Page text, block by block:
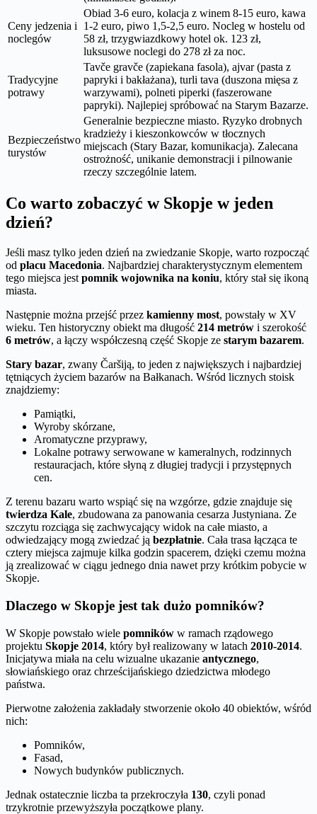
Ceny jedzenia i
noclegów
Obiad 3-6 euro, kolacja z winem 8-15 euro, kawa
1-2 euro, piwo 1,5-2,5 euro. Nocleg w hostelu od
58 zł, trzygwiazdkowy hotel ok. 123 zł,
luksusowe noclegi do 278 zł za noc.
Tradycyjne
potrawy
Tavče gravče (zapiekana fasola), ajvar (pasta z
papryki i bakłażana), turli tava (duszona mięsa z
warzywami), polneti piperki (faszerowane
papryki). Najlepiej spróbować na Starym Bazarze.
Bezpieczeństwo
turystów
Generalnie bezpieczne miasto. Ryzyko drobnych
kradzieży i kieszonkowców w tłocznych
miejscach (Stary Bazar, komunikacja). Zalecana
ostrożność, unikanie demonstracji i pilnowanie
rzeczy szczególnie latem.
Co warto zobaczyć w Skopje w jeden
dzień?
Jeśli masz tylko jeden dzień na zwiedzanie Skopje, warto rozpocząć
od placu Macedonia. Najbardziej charakterystycznym elementem
tego miejsca jest pomnik wojownika na koniu, który stał się ikoną
miasta.
Następnie można przejść przez kamienny most, powstały w XV
wieku. Ten historyczny obiekt ma długość 214 metrów i szerokość
6 metrów, a łączy współczesną część Skopje ze starym bazarem.
Stary bazar, zwany Čaršiją, to jeden z największych i najbardziej
tętniących życiem bazarów na Bałkanach. Wśród licznych stoisk
znajdziemy:
Pamiątki,
Wyroby skórzane,
Aromatyczne przyprawy,
Lokalne potrawy serwowane w kameralnych, rodzinnych
restauracjach, które słyną z długiej tradycji i przystępnych
cen.
Z terenu bazaru warto wspiąć się na wzgórze, gdzie znajduje się
twierdza Kale, zbudowana za panowania cesarza Justyniana. Ze
szczytu rozciąga się zachwycający widok na całe miasto, a
odwiedzający mogą zwiedzać ją bezpłatnie. Cała trasa łącząca te
cztery miejsca zajmuje kilka godzin spacerem, dzięki czemu można
ją zrealizować w ciągu jednego dnia nawet przy krótkim pobycie w
Skopje.
Dlaczego w Skopje jest tak dużo pomników?
W Skopje powstało wiele pomników w ramach rządowego
projektu Skopje 2014, który był realizowany w latach 2010-2014.
Inicjatywa miała na celu wizualne ukazanie antycznego,
słowiańskiego oraz chrześcijańskiego dziedzictwa młodego
państwa.
Pierwotne założenia zakładały stworzenie około 40 obiektów, wśród
nich:
Pomników,
Fasad,
Nowych budynków publicznych.
Jednak ostatecznie liczba ta przekroczyła 130, czyli ponad
trzykrotnie przewyższyła początkowe plany.